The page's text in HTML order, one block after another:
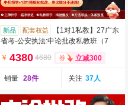
新品 配套权益
【1对1私教】27广东
省考-公安执法:申论批改私教班（7
￥ 4380 4680 立减300
销量 28件 关注 37人